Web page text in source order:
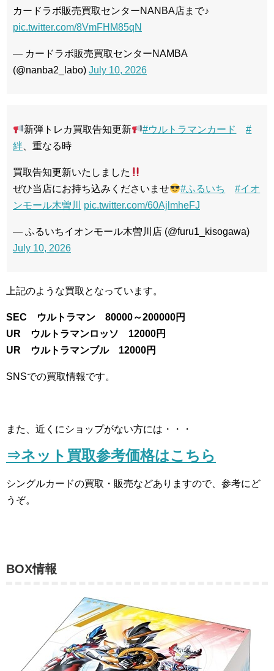
カードラボ販売買取センターNANBA店まで♪
pic.twitter.com/8VmFHM85qN
— カードラボ販売買取センターNAMBA
(@nanba2_labo) July 10, 2026
新弾トレカ買取告知更新 #ウルトラマンカード
#
絆 、重なる時
買取告知更新いたしました
ぜひ当店にお持ち込みくださいませ
#ふるいち
#イオ
ンモール木曽川
pic.twitter.com/60AjlmheFJ
— ふるいちイオンモール木曽川店 (@furu1_kisogawa)
July 10, 2026
上記のような買取となっています。
SEC ウルトラマン 80000～200000円
UR ウルトラマンロッソ 12000円
UR ウルトラマンブル 12000円
SNSでの買取情報です。
また、近くにショップがない方には・・・
⇒ネット買取参考価格はこちら
シングルカードの買取・販売などありますので、参考にど
うぞ。
BOX情報